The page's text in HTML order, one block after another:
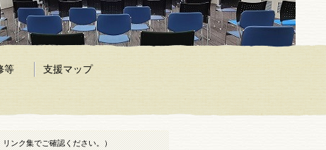
ンク集でご確認ください。）
等
支援マップ